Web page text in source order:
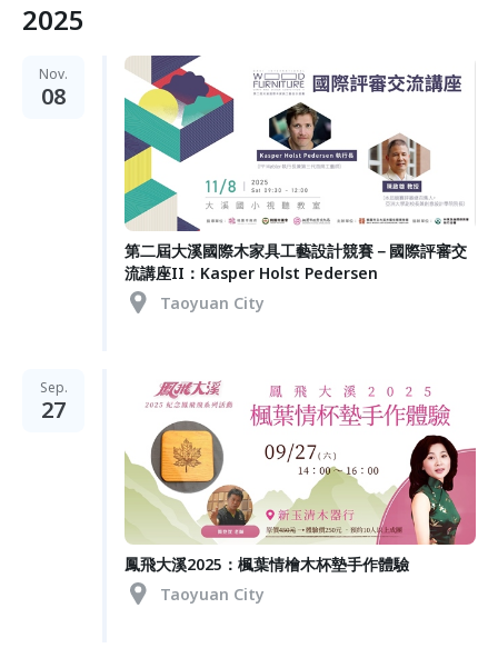
2025
Nov.
08
第二屆大溪國際木家具工藝設計競賽－國際評審交
流講座II：Kasper Holst Pedersen
Taoyuan City
Sep.
27
鳳飛大溪2025：楓葉情檜木杯墊手作體驗
Taoyuan City